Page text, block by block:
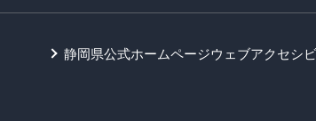
静岡県公式ホームページウェブアクセシ